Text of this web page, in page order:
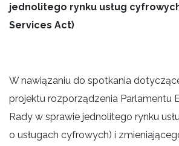
jednolitego rynku usług
Services Act)
W nawiązaniu do spotkania
projektu rozporządzenia Parlamentu
Rady w sprawie jednolitego rynku
o usługach cyfrowych) i